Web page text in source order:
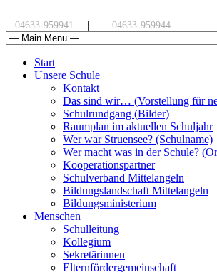
04633-959941 | 04633-959944
Start
Unsere Schule
Kontakt
Das sind wir… (Vorstellung für
Schulrundgang (Bilder)
Raumplan im aktuellen Schuljahr
Wer war Struensee? (Schulname)
Wer macht was in der Schule?
Kooperationspartner
Schulverband Mittelangeln
Bildungslandschaft Mittelangeln
Bildungsministerium
Menschen
Schulleitung
Kollegium
Sekretärinnen
Elternfördergemeinschaft